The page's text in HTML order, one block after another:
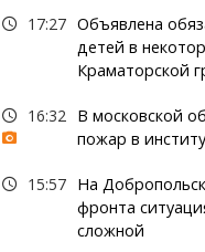
17:27 Объявлена
детей в
Краматорской
16:32
В московской
пожар в
15:57
На
фронта
сложной